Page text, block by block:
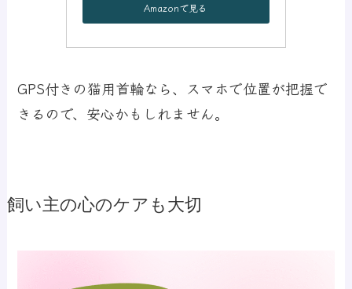
Amazonで見る
GPS付きの猫用首輪なら、スマホで位置が把握で
きるので、安心かもしれません。
飼い主の心のケアも大切